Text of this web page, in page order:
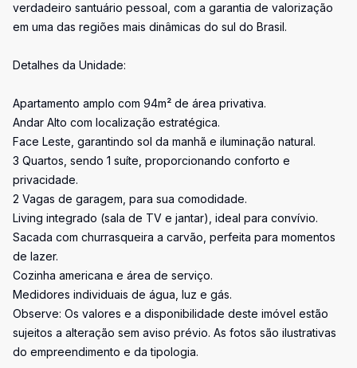
verdadeiro santuário pessoal, com a garantia de valorização
em uma das regiões mais dinâmicas do sul do Brasil.
Detalhes da Unidade:
Apartamento amplo com 94m² de área privativa.
Andar Alto com localização estratégica.
Face Leste, garantindo sol da manhã e iluminação natural.
3 Quartos, sendo 1 suíte, proporcionando conforto e
privacidade.
2 Vagas de garagem, para sua comodidade.
Living integrado (sala de TV e jantar), ideal para convívio.
Sacada com churrasqueira a carvão, perfeita para momentos
de lazer.
Cozinha americana e área de serviço.
Medidores individuais de água, luz e gás.
Observe: Os valores e a disponibilidade deste imóvel estão
sujeitos a alteração sem aviso prévio. As fotos são ilustrativas
do empreendimento e da tipologia.